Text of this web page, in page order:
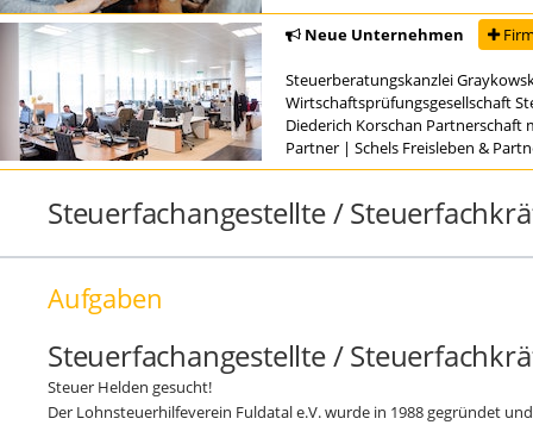
Neue Unternehmen
Steuerberatungskanzlei
Wirtschaftsprüfungsgesellschaft
Diederich Korschan Partnerschaft
Partner | Schels Freisleben &
Steuerfachangestellte /
Aufgaben
Steuerfachangestellte /
Steuer Helden gesucht!
Der Lohnsteuerhilfeverein Fuldatal e.V. wurde in 1988 gegründet